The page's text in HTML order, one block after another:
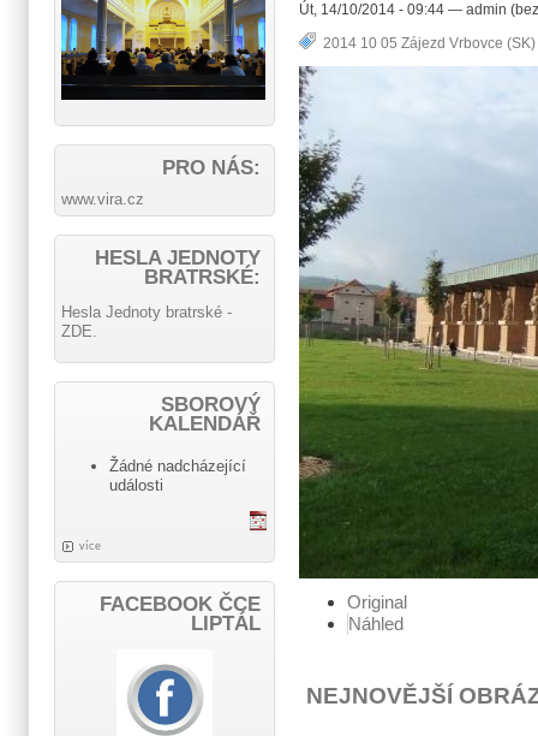
Út, 14/10/2014 - 09:44 — admin
2014 10 05 Zájezd Vrbovce (SK)
Original
Náhled
NEJNOVĚJŠÍ
PRO NÁS:
www.vira.cz
HESLA JEDNOTY
BRATRSKÉ:
Hesla Jednoty bratrské -
ZDE.
SBOROVÝ
KALENDÁŘ
Žádné nadcházející
události
více
FACEBOOK ČCE
LIPTÁL